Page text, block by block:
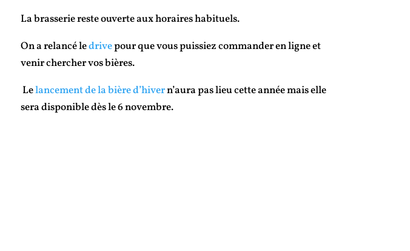
La brasserie reste ouverte aux horaires habituels.
On a relancé ledrivepour que vous puissiez commander en ligne et
venir chercher vos bières.
Lelancement de la bière d’hivern’aura pas lieu cette année mais elle
sera disponible dès le 6 novembre.